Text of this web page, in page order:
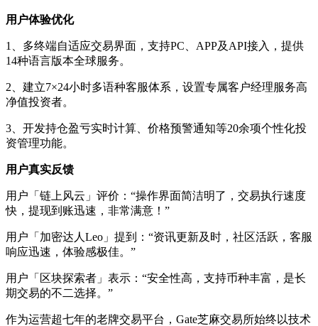
用户体验优化
1、多终端自适应交易界面，支持PC、APP及API接入，提供
14种语言版本全球服务。
2、建立7×24小时多语种客服体系，设置专属客户经理服务高
净值投资者。
3、开发持仓盈亏实时计算、价格预警通知等20余项个性化投
资管理功能。
用户真实反馈
用户「链上风云」评价：“操作界面简洁明了，交易执行速度
快，提现到账迅速，非常满意！”
用户「加密达人Leo」提到：“资讯更新及时，社区活跃，客服
响应迅速，体验感极佳。”
用户「区块探索者」表示：“安全性高，支持币种丰富，是长
期交易的不二选择。”
作为运营超七年的老牌交易平台，Gate芝麻交易所始终以技术